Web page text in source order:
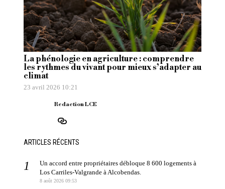
La phénologie en agriculture : comprendre
les rythmes du vivant pour mieux s’adapter au
climat
23 avril 2026 10:21
Redaction LCE
ARTICLES RÉCENTS
Un accord entre propriétaires débloque 8 600 logements à
Los Carriles-Valgrande à Alcobendas.
8 août 2026 09:53